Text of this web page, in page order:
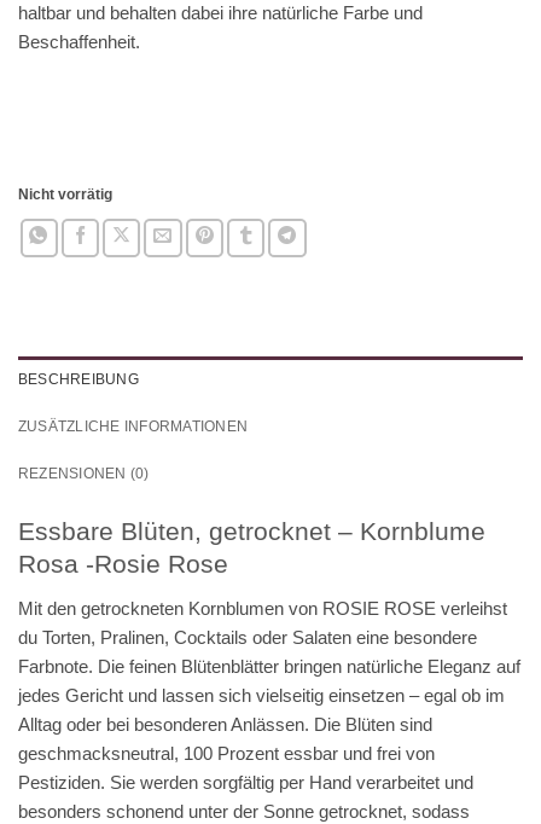
haltbar und behalten dabei ihre natürliche Farbe und
Beschaffenheit.
Nicht vorrätig
BESCHREIBUNG
ZUSÄTZLICHE INFORMATIONEN
REZENSIONEN (0)
Essbare Blüten, getrocknet – Kornblume
Rosa -Rosie Rose
Mit den getrockneten Kornblumen von ROSIE ROSE verleihst
du Torten, Pralinen, Cocktails oder Salaten eine besondere
Farbnote. Die feinen Blütenblätter bringen natürliche Eleganz auf
jedes Gericht und lassen sich vielseitig einsetzen – egal ob im
Alltag oder bei besonderen Anlässen. Die Blüten sind
geschmacksneutral, 100 Prozent essbar und frei von
Pestiziden. Sie werden sorgfältig per Hand verarbeitet und
besonders schonend unter der Sonne getrocknet, sodass